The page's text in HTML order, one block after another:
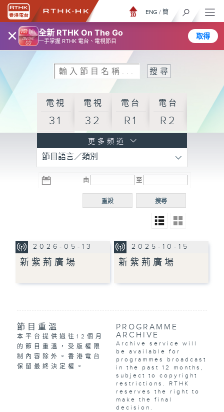
× 全新 RTHK On The Go
一手掌握 RTHK 電台、電視節目
取得
ENG / 簡
電視
31
電視
32
電台
R1
電台
R2
R3
電台 電台
R5
電台
普通
更多頻道
節目語言／類別
由 至
搜尋
重設
2026-05-13
新紫荊廣場
2025-10-15
新紫荊廣場
節目重溫
本平台提供過往12個月
的節目重溫，受版權限
制內容除外。香港電台
保留最終決定權。
PROGRAMME
ARCHIVE
Archive service will
be available for
programmes broadcast
in the past 12 months,
subject to copyright
restrictions. RTHK
reserves the right to
make the final
decision.